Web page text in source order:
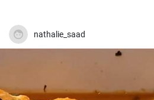
nathalie_saad